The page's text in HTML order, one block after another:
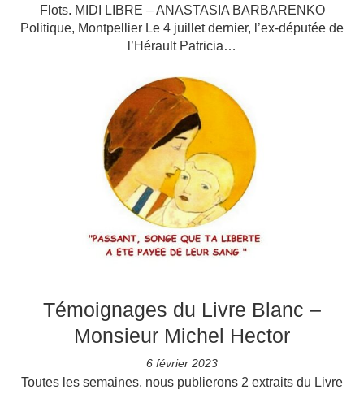
Flots. MIDI LIBRE – ANASTASIA BARBARENKO
Politique, Montpellier Le 4 juillet dernier, l’ex-députée de
l’Hérault Patricia…
Témoignages du Livre Blanc –
Monsieur Michel Hector
6 février 2023
Toutes les semaines, nous publierons 2 extraits du Livre